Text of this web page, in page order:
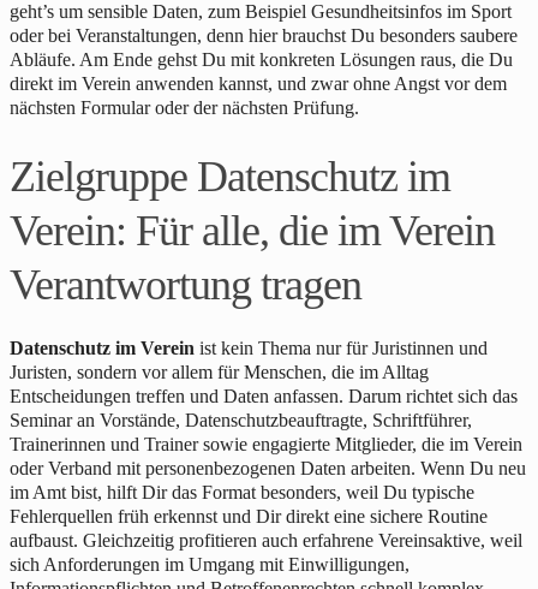
geht’s um sensible Daten, zum Beispiel Gesundheitsinfos im Sport
oder bei Veranstaltungen, denn hier brauchst Du besonders saubere
Abläufe. Am Ende gehst Du mit konkreten Lösungen raus, die Du
direkt im Verein anwenden kannst, und zwar ohne Angst vor dem
nächsten Formular oder der nächsten Prüfung.
Zielgruppe Datenschutz im
Verein: Für alle, die im Verein
Verantwortung tragen
Datenschutz im Verein ist kein Thema nur für Juristinnen und
Juristen, sondern vor allem für Menschen, die im Alltag
Entscheidungen treffen und Daten anfassen. Darum richtet sich das
Seminar an Vorstände, Datenschutzbeauftragte, Schriftführer,
Trainerinnen und Trainer sowie engagierte Mitglieder, die im Verein
oder Verband mit personenbezogenen Daten arbeiten. Wenn Du neu
im Amt bist, hilft Dir das Format besonders, weil Du typische
Fehlerquellen früh erkennst und Dir direkt eine sichere Routine
aufbaust. Gleichzeitig profitieren auch erfahrene Vereinsaktive, weil
sich Anforderungen im Umgang mit Einwilligungen,